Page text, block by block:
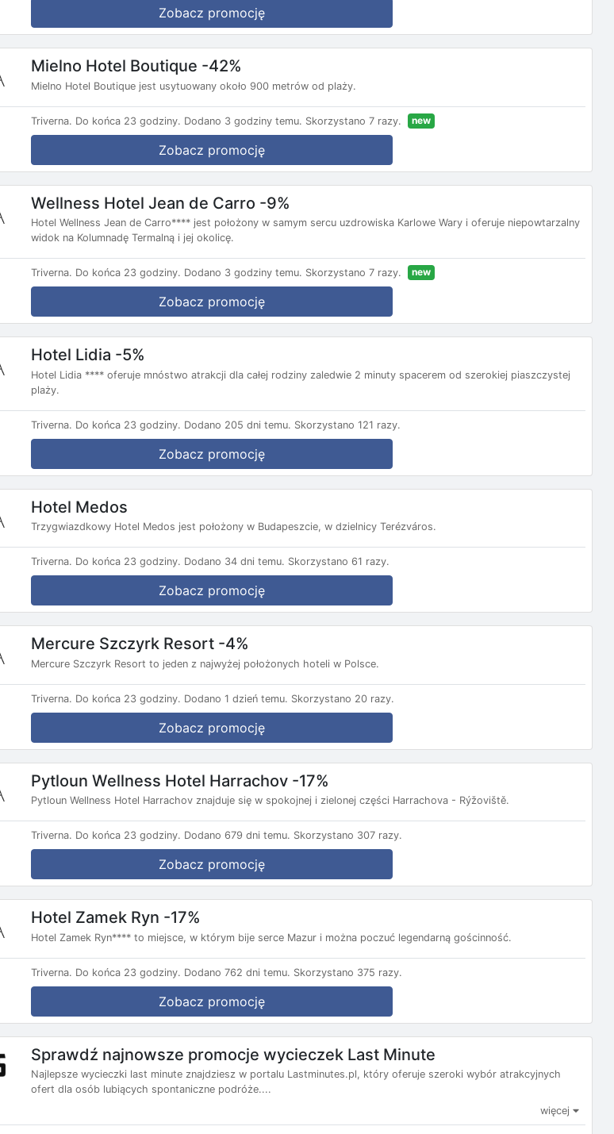
Zobacz promocję
Mielno Hotel Boutique -42%
Mielno Hotel Boutique jest usytuowany około 900 metrów od plaży.
Triverna. Do końca 23 godziny. Dodano 3 godziny temu. Skorzystano 7 razy. new
Zobacz promocję
Wellness Hotel Jean de Carro -9%
Hotel Wellness Jean de Carro**** jest położony w samym sercu uzdrowiska Karlowe Wary i oferuje niepowtarzalny
widok na Kolumnadę Termalną i jej okolicę.
Triverna. Do końca 23 godziny. Dodano 3 godziny temu. Skorzystano 7 razy. new
Zobacz promocję
Hotel Lidia -5%
Hotel Lidia **** oferuje mnóstwo atrakcji dla całej rodziny zaledwie 2 minuty spacerem od szerokiej piaszczystej
plaży.
Triverna. Do końca 23 godziny. Dodano 205 dni temu. Skorzystano 121 razy.
Zobacz promocję
Hotel Medos
Trzygwiazdkowy Hotel Medos jest położony w Budapeszcie, w dzielnicy Terézváros.
Triverna. Do końca 23 godziny. Dodano 34 dni temu. Skorzystano 61 razy.
Zobacz promocję
Mercure Szczyrk Resort -4%
Mercure Szczyrk Resort to jeden z najwyżej położonych hoteli w Polsce.
Triverna. Do końca 23 godziny. Dodano 1 dzień temu. Skorzystano 20 razy.
Zobacz promocję
Pytloun Wellness Hotel Harrachov -17%
Pytloun Wellness Hotel Harrachov znajduje się w spokojnej i zielonej części Harrachova - Rýžoviště.
Triverna. Do końca 23 godziny. Dodano 679 dni temu. Skorzystano 307 razy.
Zobacz promocję
Hotel Zamek Ryn -17%
Hotel Zamek Ryn**** to miejsce, w którym bije serce Mazur i można poczuć legendarną gościnność.
Triverna. Do końca 23 godziny. Dodano 762 dni temu. Skorzystano 375 razy.
Zobacz promocję
Sprawdź najnowsze promocje wycieczek Last Minute
Najlepsze wycieczki last minute znajdziesz w portalu Lastminutes.pl, który oferuje szeroki wybór atrakcyjnych
ofert dla osób lubiących spontaniczne podróże....
więcej